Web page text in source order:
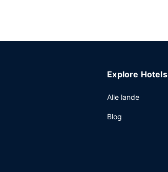
Explore Hotels
Alle lande
Blog